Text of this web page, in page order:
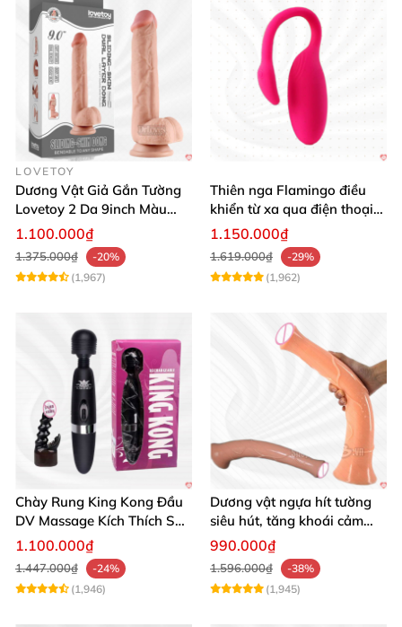
LOVETOY
Dương Vật Giả Gắn Tường
Lovetoy 2 Da 9inch Màu
Flesh Hàng Chính Hãng
1.100.000₫
1.375.000₫
-20%
(1,967)
Thiên nga Flamingo điều
khiển từ xa qua điện thoại
cực dễ dàng
1.150.000₫
1.619.000₫
-29%
(1,962)
Chày Rung King Kong Đầu
DV Massage Kích Thích Sâu
Mạnh Mẽ
1.100.000₫
1.447.000₫
-24%
(1,946)
Dương vật ngựa hít tường
siêu hút, tăng khoái cảm
tận hưởng
990.000₫
1.596.000₫
-38%
(1,945)